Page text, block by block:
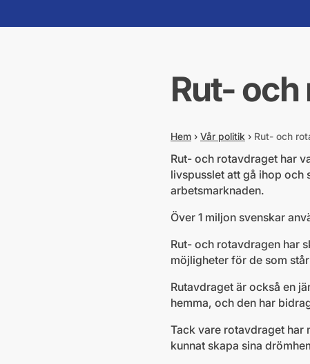
Rut-
Hem › Vår politik › Rut- och
Rut- och rotavdraget har
livspusslet att gå ihop
arbetsmarknaden.
Över 1 miljon svenskar
Rut- och rotavdragen har
möjligheter för de som
Rutavdraget är också en
hemma, och den har
Tack vare rotavdraget har
kunnat skapa sina